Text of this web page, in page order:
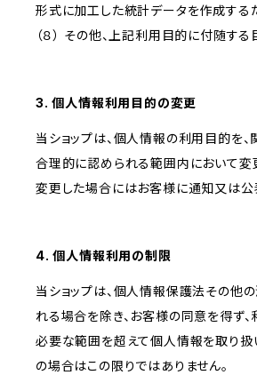
形式に加工した統計データを作成する
（８） その他、上記利用目的に付随す
3. 個人情報利用目的の変更
当ショップは、個人情報の利用目的を
合理的に認められる範囲内において変
変更した場合にはお客様に通知又は公
4. 個人情報利用の制限
当ショップは、個人情報保護法その他
れる場合を除き、お客様の同意を得ず
必要な範囲を超えて個人情報を取り扱
の場合はこの限りではありません。